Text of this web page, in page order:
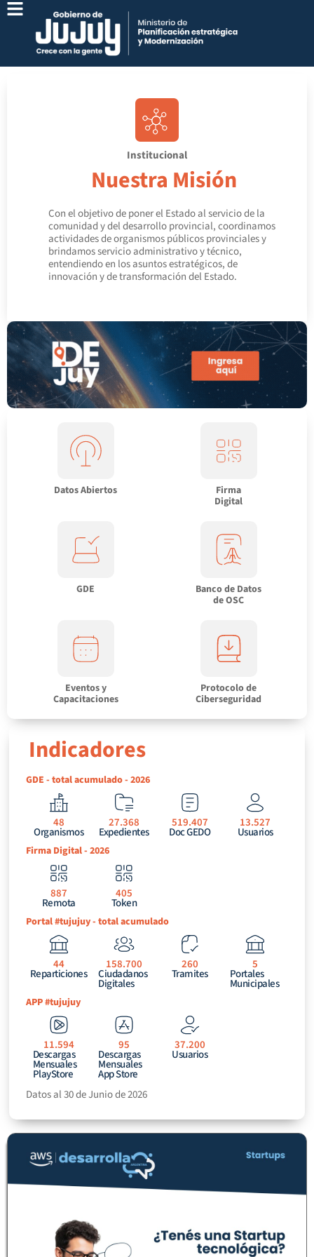
Institucional
Nuestra Misión
Con el objetivo de poner el Estado al servicio de la
comunidad y del desarrollo provincial, coordinamos
actividades de organismos públicos provinciales y
brindamos servicio administrativo y técnico,
entendiendo en los asuntos estratégicos, de
innovación y de transformación del Estado.
Datos Abiertos
Firma
Digital
GDE
Banco de Datos
de OSC
Eventos y
Capacitaciones
Protocolo de
Ciberseguridad
Indicadores
GDE - total acumulado - 2026
Organismos
48
Expedientes
27.368
Doc GEDO
519.407
Usuarios
13.527
Firma Digital - 2026
Remota
887
Token
405
Portal #tujujuy - total acumulado
Reparticiones
44
Ciudadanos
Digitales
158.700
Tramites
260
Portales
Municipales
5
APP #tujujuy
Descargas
Mensuales
PlayStore
11.594
Descargas
Mensuales
App Store
95
Usuarios
37.200
Datos al 30 de Junio de 2026